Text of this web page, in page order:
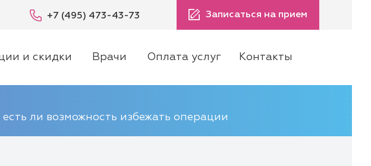
+7 (495) 473-43-73 Записаться на прием
и скидки Врачи Оплата услуг Контакты
ли возможность избежать операции